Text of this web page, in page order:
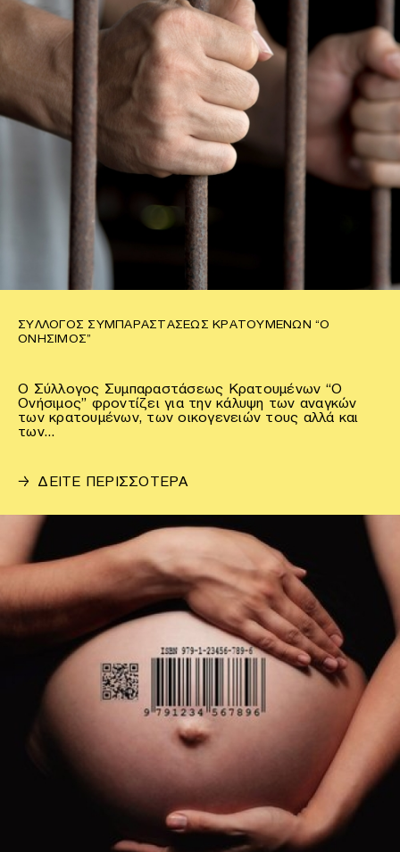
ΣΎΛΛΟΓΟΣ ΣΥΜΠΑΡΑΣΤΆΣΕΩΣ ΚΡΑΤΟΥΜΈΝΩΝ “Ο
ΟΝΉΣΙΜΟΣ”
Ο Σύλλογος Συμπαραστάσεως Κρατουμένων “Ο
Ονήσιμος” φροντίζει για την κάλυψη των αναγκών
των κρατουμένων, των οικογενειών τους αλλά και
των…
→ ΔΕΙΤΕ ΠΕΡΙΣΣΟΤΕΡΑ